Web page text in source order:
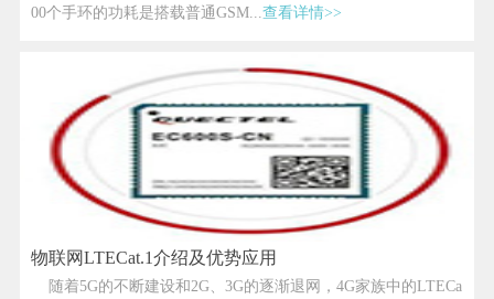
00个手环的功耗是搭载普通GSM...查看详情>>
物联网LTECat.1介绍及优势应用
随着5G的不断建设和2G、3G的逐渐退网，4G家族中的LTECa